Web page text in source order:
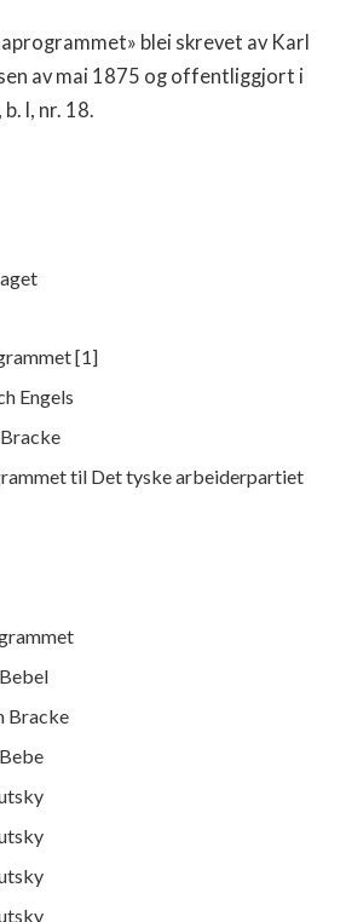
blei skrevet av Karl
av mai 1875 og offentliggjort i
l, nr. 18.
[1]
Engels
til Det tyske arbeiderpartiet
Bracke